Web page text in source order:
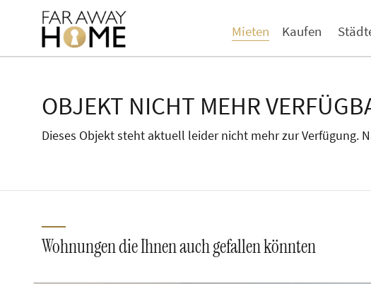
Mieten Kaufen
OBJEKT NICHT MEHR
Dieses Objekt steht aktuell leider nicht mehr zur Verfügung.
Wohnungen die Ihnen auch gefallen könnten